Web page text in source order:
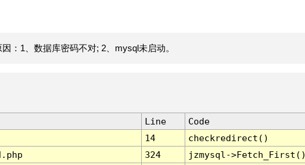
：1、数据库密码不对; 2、mysql未启动。
Line
Code
14
checkredirect()
324
jzmysql-